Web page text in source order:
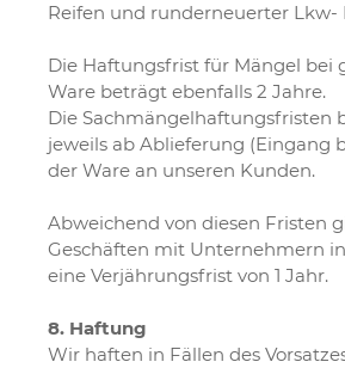
Reifen und runderneuerter Lkw-
Die Haftungsfrist für Mängel bei
Ware beträgt ebenfalls 2 Jahre.
Die Sachmängelhaftungsfristen
jeweils ab Ablieferung (Eingang
der Ware an unseren Kunden.
Abweichend von diesen Fristen
Geschäften mit Unternehmern
eine Verjährungsfrist von 1 Jahr.
8. Haftung
Wir haften in Fällen des